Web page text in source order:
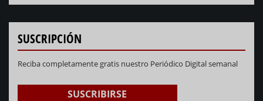
SUSCRIPCIÓN
Reciba completamente gratis nuestro Periódico Digital semanal
SUSCRIBIRSE